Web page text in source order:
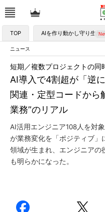
TOP AIを作り動かし守り生か
ニュース
AI導入で4割超が「逆
関連・定型コードから
業務”のリアル
短期／複数プロジェクトの同
AI活用エンジニア108人を対
が業務変化を「ポジティブ」
領域が生まれ、エンジニアの
も明らかになった。